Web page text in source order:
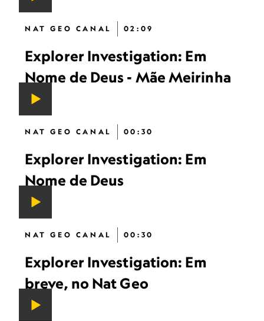
NAT GEO CANAL 02:09
Explorer Investigation: Em
Nome de Deus - Mãe Meirinha
NAT GEO CANAL 00:30
Explorer Investigation: Em
Nome de Deus
NAT GEO CANAL 00:30
Explorer Investigation: Em
breve, no Nat Geo